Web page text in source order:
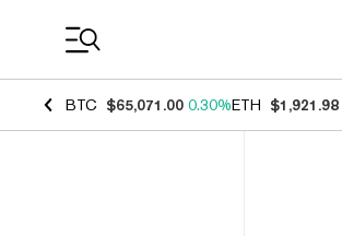
BTC $65,071.00 0.30%ETH $1,921.98